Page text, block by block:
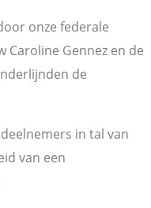
onze federale
Gennez en de
de
in tal van
van een